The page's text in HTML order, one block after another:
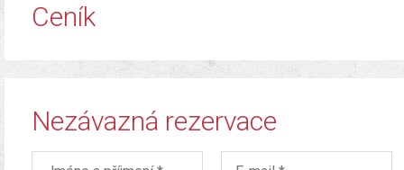
Ceník
Nezávazná rezervace